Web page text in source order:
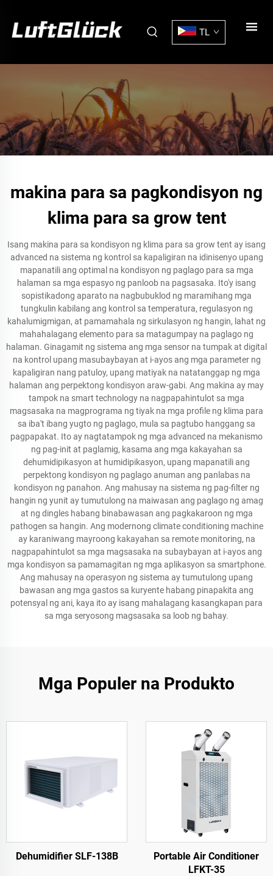
TL
makina para sa pagkondisyon ng
klima para sa grow tent
Isang makina para sa kondisyon ng klima para sa grow tent ay isang
advanced na sistema ng kontrol sa kapaligiran na idinisenyo upang
mapanatili ang optimal na kondisyon ng paglago para sa mga
halaman sa mga espasyo ng panloob na pagsasaka. Ito'y isang
sopistikadong aparato na nagbubuklod ng maramihang mga
tungkulin kabilang ang kontrol sa temperatura, regulasyon ng
kahalumigmigan, at pamamahala ng sirkulasyon ng hangin, lahat ng
mahahalagang elemento para sa matagumpay na paglago ng
halaman. Ginagamit ng sistema ang mga sensor na tumpak at digital
na kontrol upang masubaybayan at i-ayos ang mga parameter ng
kapaligiran nang patuloy, upang matiyak na natatanggap ng mga
halaman ang perpektong kondisyon araw-gabi. Ang makina ay may
tampok na smart technology na nagpapahintulot sa mga
magsasaka na magprograma ng tiyak na mga profile ng klima para
sa iba't ibang yugto ng paglago, mula sa pagtubo hanggang sa
pagpapakat. Ito ay nagtatampok ng mga advanced na mekanismo
ng pag-init at paglamig, kasama ang mga kakayahan sa
dehumidipikasyon at humidipikasyon, upang mapanatili ang
perpektong kondisyon ng paglago anuman ang panlabas na
kondisyon ng panahon. Ang mahusay na sistema ng pag-filter ng
hangin ng yunit ay tumutulong na maiwasan ang paglago ng amag
at ng dingles habang binabawasan ang pagkakaroon ng mga
pathogen sa hangin. Ang modernong climate conditioning machine
ay karaniwang mayroong kakayahan sa remote monitoring, na
nagpapahintulot sa mga magsasaka na subaybayan at i-ayos ang
mga kondisyon sa pamamagitan ng mga aplikasyon sa smartphone.
Ang mahusay na operasyon ng sistema ay tumutulong upang
bawasan ang mga gastos sa kuryente habang pinapakita ang
potensyal ng ani, kaya ito ay isang mahalagang kasangkapan para
sa mga seryosong magsasaka sa loob ng bahay.
Mga Populer na Produkto
Dehumidifier SLF-138B
Portable Air Conditioner
LFKT-35